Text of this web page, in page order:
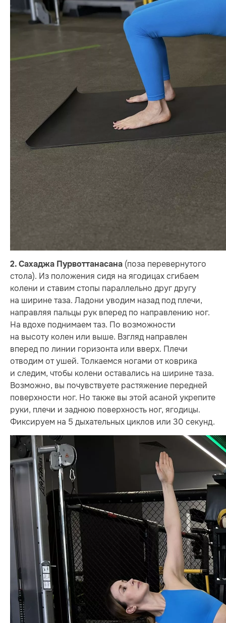
2. Сахаджа Пурвоттанасана (поза перевернутого
стола). Из положения сидя на ягодицах сгибаем
колени и ставим стопы параллельно друг другу
на ширине таза. Ладони уводим назад под плечи,
направляя пальцы рук вперед по направлению ног.
На вдохе поднимаем таз. По возможности
на высоту колен или выше. Взгляд направлен
вперед по линии горизонта или вверх. Плечи
отводим от ушей. Толкаемся ногами от коврика
и следим, чтобы колени оставались на ширине таза.
Возможно, вы почувствуете растяжение передней
поверхности ног. Но также вы этой асаной укрепите
руки, плечи и заднюю поверхность ног, ягодицы.
Фиксируем на 5 дыхательных циклов или 30 секунд.